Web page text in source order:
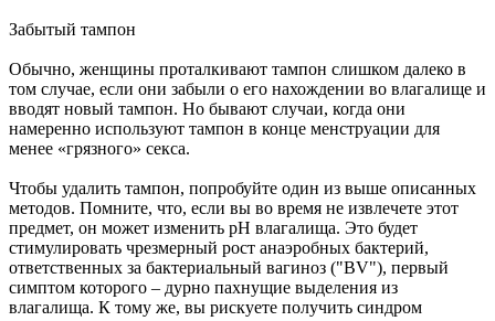
Забытый тампон
Обычно, женщины проталкивают тампон слишком далеко в
том случае, если они забыли о его нахождении во влагалище и
вводят новый тампон. Но бывают случаи, когда они
намеренно используют тампон в конце менструации для
менее «грязного» секса.
Чтобы удалить тампон, попробуйте один из выше описанных
методов. Помните, что, если вы во время не извлечете этот
предмет, он может изменить рН влагалища. Это будет
стимулировать чрезмерный рост анаэробных бактерий,
ответственных за бактериальный вагиноз ("BV"), первый
симптом которого – дурно пахнущие выделения из
влагалища. К тому же, вы рискуете получить синдром